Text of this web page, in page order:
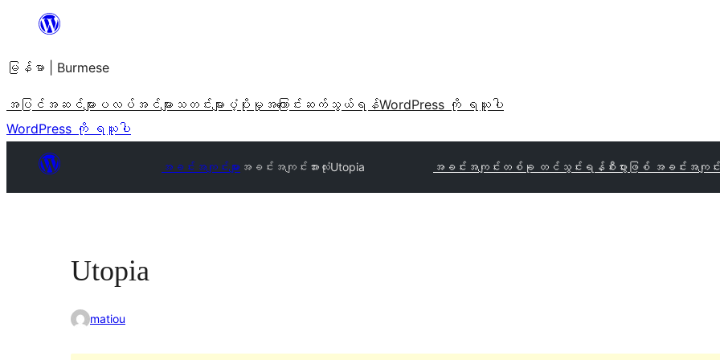
အကြောင်းအရာ
ကျော်သွား
ရန်
မြန်မာ | Burmese
အပြင်အဆင်များ ပလပ်အင်များ သတင်းများ ပံ့ပိုးမှု အကြောင်း ဆက်သွယ်ရန်WordPress ကို ရယူပါ
WordPress ကို ရယူပါ
အခင်းအကျင်းများ အခင်းအကျင်းအားလုံးUtopia အခင်းအကျင်းတစ်ခု တင်သွင်းရန် စီးပွားဖြစ် အခင်းအကျ
Utopia
matiou